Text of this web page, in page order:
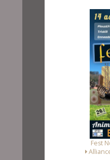
Fest